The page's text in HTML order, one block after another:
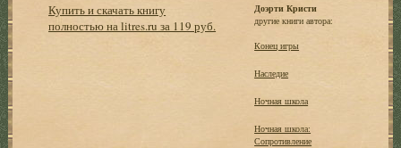
Купить и скачать книгу
полностью на litres.ru за 119 руб.
Доэрти Кристи
другие книги автора:
Конец игры
Наследие
Ночная школа
Ночная школа:
Сопротивление